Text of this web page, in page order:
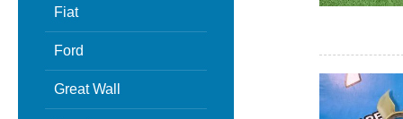
Fiat
Ford
Great Wall